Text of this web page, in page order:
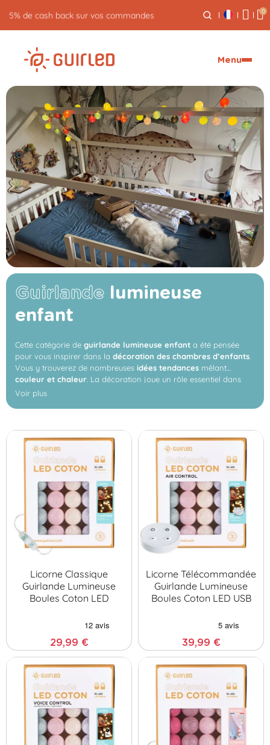
5% de cash back sur vos commandes 0
Menu
Guirlande lumineuse
enfant
Cette catégorie de guirlande lumineuse enfant a été pensée
pour vous inspirer dans la décoration des chambres d’enfants
Vous y trouverez de nombreuses idées tendances mêlant
couleur et chaleur . La décoration joue un rôle essentiel dans
l’aménagement de l’espace de votre enfant. Que ce soit pour un
développement, nos guirlandes peuvent faire office deveilleuse
ou être télécommandées
, pour une utilisation simple et
sécurisée. Pour aller plus loin, découvrez notre article dédié à la
décoration lumineuse des chambres d’enfants
Voir plus
Licorne Classique
Guirlande Lumineuse
Boules Coton LED
29,99 €
Licorne Télécommandée
Guirlande Lumineuse
Boules Coton LED USB
39,99 €